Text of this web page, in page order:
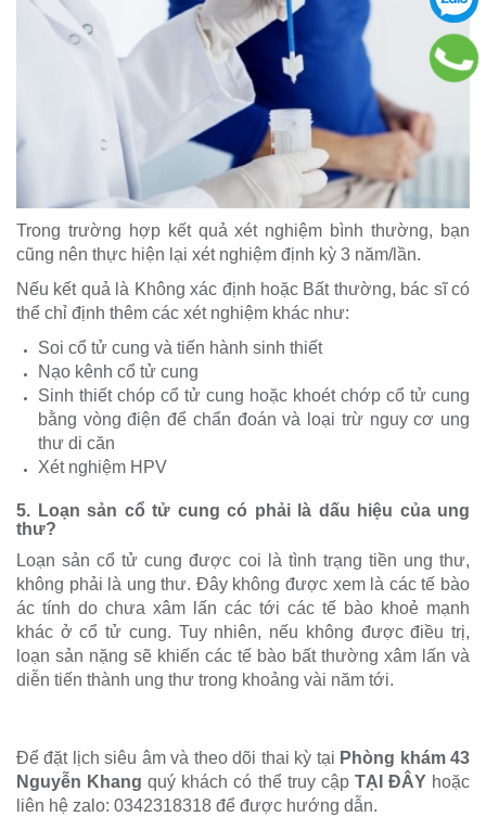
Trong trường hợp kết quả xét nghiệm bình thường, bạn
cũng nên thực hiện lại xét nghiệm định kỳ 3 năm/lần.
Nếu kết quả là Không xác định hoặc Bất thường, bác sĩ có
thể chỉ định thêm các xét nghiệm khác như:
Soi cổ tử cung và tiến hành sinh thiết
Nạo kênh cổ tử cung
Sinh thiết chóp cổ tử cung hoặc khoét chớp cổ tử cung
bằng vòng điện để chẩn đoán và loại trừ nguy cơ ung
thư di căn
Xét nghiệm HPV
5. Loạn sản cổ tử cung có phải là dấu hiệu của ung
thư?
Loạn sản cổ tử cung được coi là tình trạng tiền ung thư,
không phải là ung thư. Đây không được xem là các tế bào
ác tính do chưa xâm lấn các tới các tế bào khoẻ mạnh
khác ở cổ tử cung. Tuy nhiên, nếu không được điều trị,
loạn sản nặng sẽ khiến các tế bào bất thường xâm lấn và
diễn tiến thành ung thư trong khoảng vài năm tới.
Để đặt lịch siêu âm và theo dõi thai kỳ tại Phòng khám 43
Nguyễn Khang quý khách có thể truy cập TẠI ĐÂYhoặc
liên hệ zalo: 0342318318 để được hướng dẫn.